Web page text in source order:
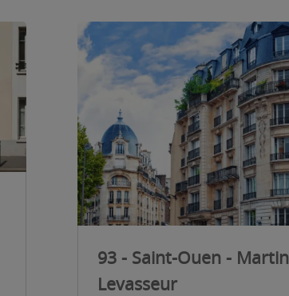
93 - Saint-Ouen - Martin
Levasseur